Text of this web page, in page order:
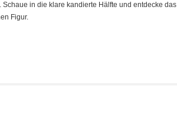
in die klare kandierte Hälfte und entdecke das
Figur.